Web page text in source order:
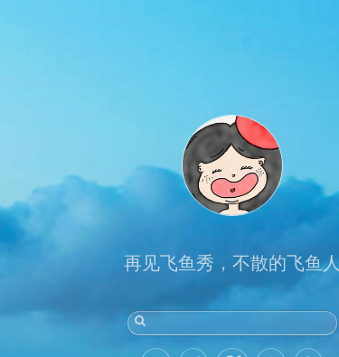
再见飞鱼秀，不散的飞鱼人